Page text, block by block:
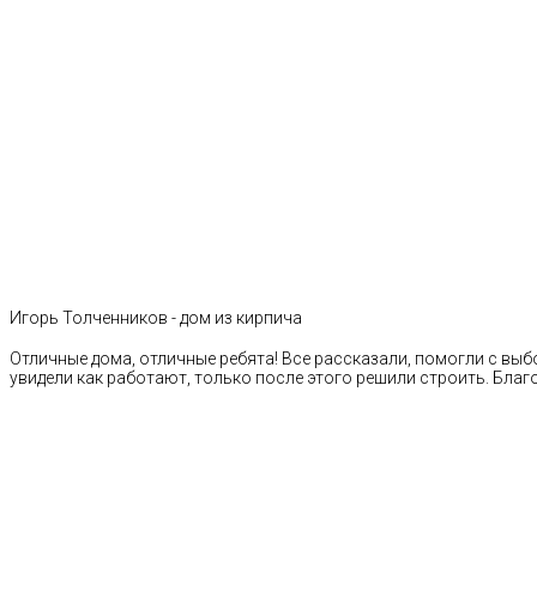
Игорь Толченников - дом из кирпича
Отличные дома, отличные ребята! Все рассказали, помогли с
увидели как работают, только после этого решили строить.